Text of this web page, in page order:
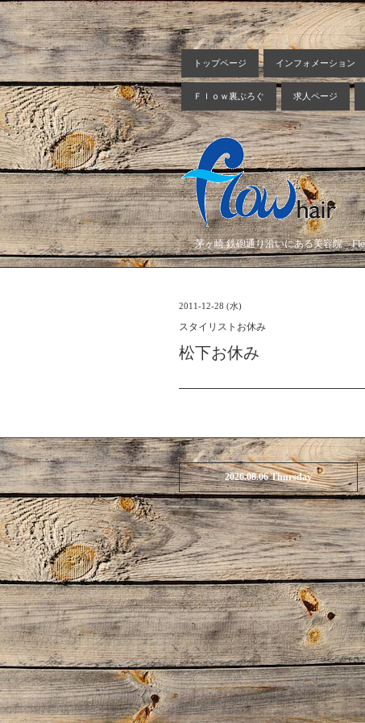
トップページ インフォメーション
Ｆｌｏｗ裏ぶろぐ 求人ページ
茅ヶ崎 鉄砲通り沿いにある美容院
2011-12-28 (水)
スタイリストお休み
松下お休み
2026.08.06 Thursday